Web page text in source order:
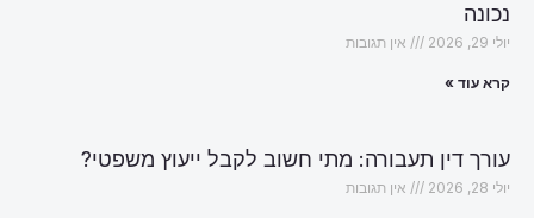
נכונה
יולי 29, 2026 אין תגובות
קרא עוד »
עורך דין תעבורה: מתי חשוב לקבל ייעוץ משפטי?
יולי 28, 2026 אין תגובות